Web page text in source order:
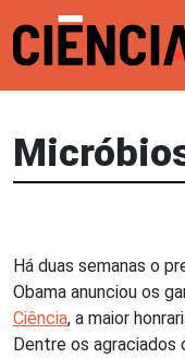
Há duas semanas o
Obama anunciou os
Ciência, a maior
Dentre os agraciados